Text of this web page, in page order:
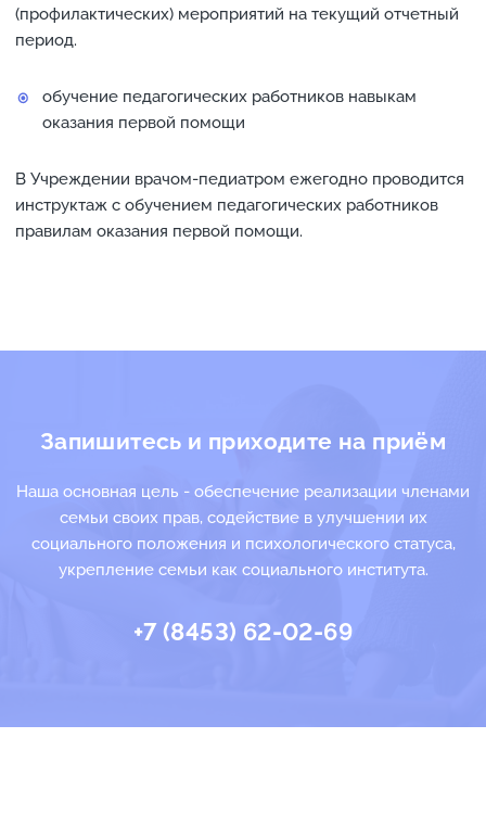
(профилактических) мероприятий на текущий отчетный
период.
обучение педагогических работников навыкам
оказания первой помощи
В Учреждении врачом-педиатром ежегодно проводится
инструктаж с обучением педагогических работников
правилам оказания первой помощи.
Запишитесь и приходите на приём
Наша основная цель - обеспечение реализации членами
семьи своих прав, содействие в улучшении их
социального положения и психологического статуса,
укрепление семьи как социального института.
+7 (8453) 62-02-69